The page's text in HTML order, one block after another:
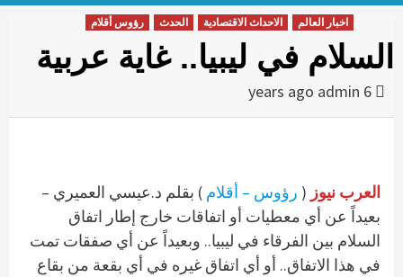
content
اخبار العالم الاحداث الاقتصادية الحدث رؤوس أقلام
السلام في ليبيا.. غاية عربية
admin
العرب نيوز ( رؤوس – أقلام ) بقلم د.عيسي العميري –
بعيداً عن أي معطيات أو اتفاقات خارج إطار اتفاق
السلام بين الفرقاء في ليبيا.. وبعيداً عن أي صفقات تمت
في هذا الاتفاق.. أو أي اتفاق غيره في أي بقعة من بقاع